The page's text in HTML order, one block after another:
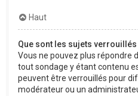
Haut
Que sont les sujets verrouillés
Vous ne pouvez plus répondre
tout sondage y étant contenu
peuvent être verrouillés pour
modérateur ou un